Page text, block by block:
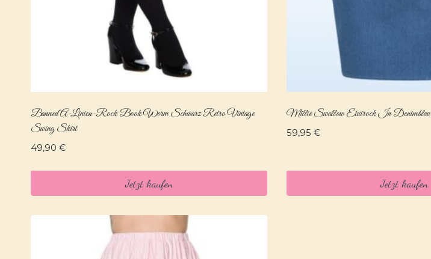
Banned A-Linien-Rock Book Worm Schwarz Retro Vintage
Swing Skirt
49,90 €
Jetzt kaufen
Millie Swallow Etuirock In Denimblau
59,95 €
Jetzt kaufen